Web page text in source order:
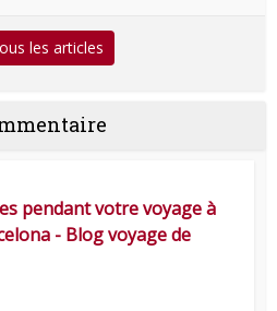
les articles
pendant votre voyage à
- Blog voyage de